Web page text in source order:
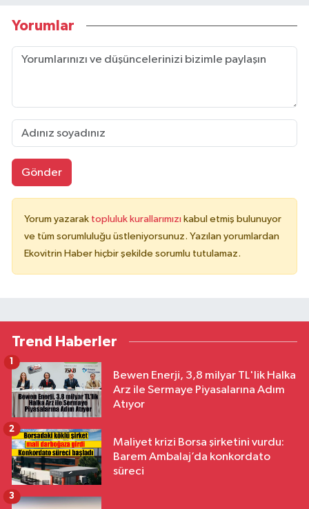
Yorumlar
Gönder
Yorum yazarak topluluk kurallarımızı kabul etmiş bulunuyor
ve tüm sorumluluğu üstleniyorsunuz. Yazılan yorumlardan
Ekovitrin Haber hiçbir şekilde sorumlu tutulamaz.
Trend Haberler
Bewen Enerji, 3,8 milyar TL'lik Halka
Arz ile Sermaye Piyasalarına Adım
Atıyor
1
Maliyet krizi Borsa şirketini vurdu:
Barem Ambalaj’da konkordato
süreci
2
3